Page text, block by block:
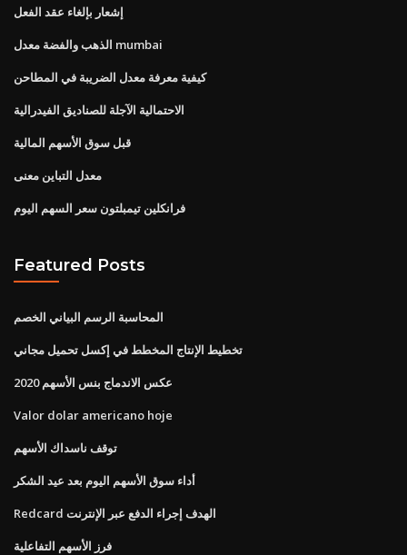
إشعار بإلغاء عقد الفعل
الذهب والفضة معدل mumbai
كيفية معرفة معدل الضريبة في المطاحن
الاحتمالية الآجلة للصناديق الفيدرالية
قبل سوق الأسهم المالية
معدل التباين معنى
فرانكلين تيمبلتون سعر السهم اليوم
Featured Posts
المحاسبة الرسم البياني الخصم
تخطيط الإنتاج المخطط في إكسل تحميل مجاني
عكس الاندماج بنس الأسهم 2020
Valor dolar americano hoje
توقف ناسداك الأسهم
أداء سوق الأسهم اليوم بعد عيد الشكر
Redcard الهدف إجراء الدفع عبر الإنترنت
فرز الأسهم التفاعلية